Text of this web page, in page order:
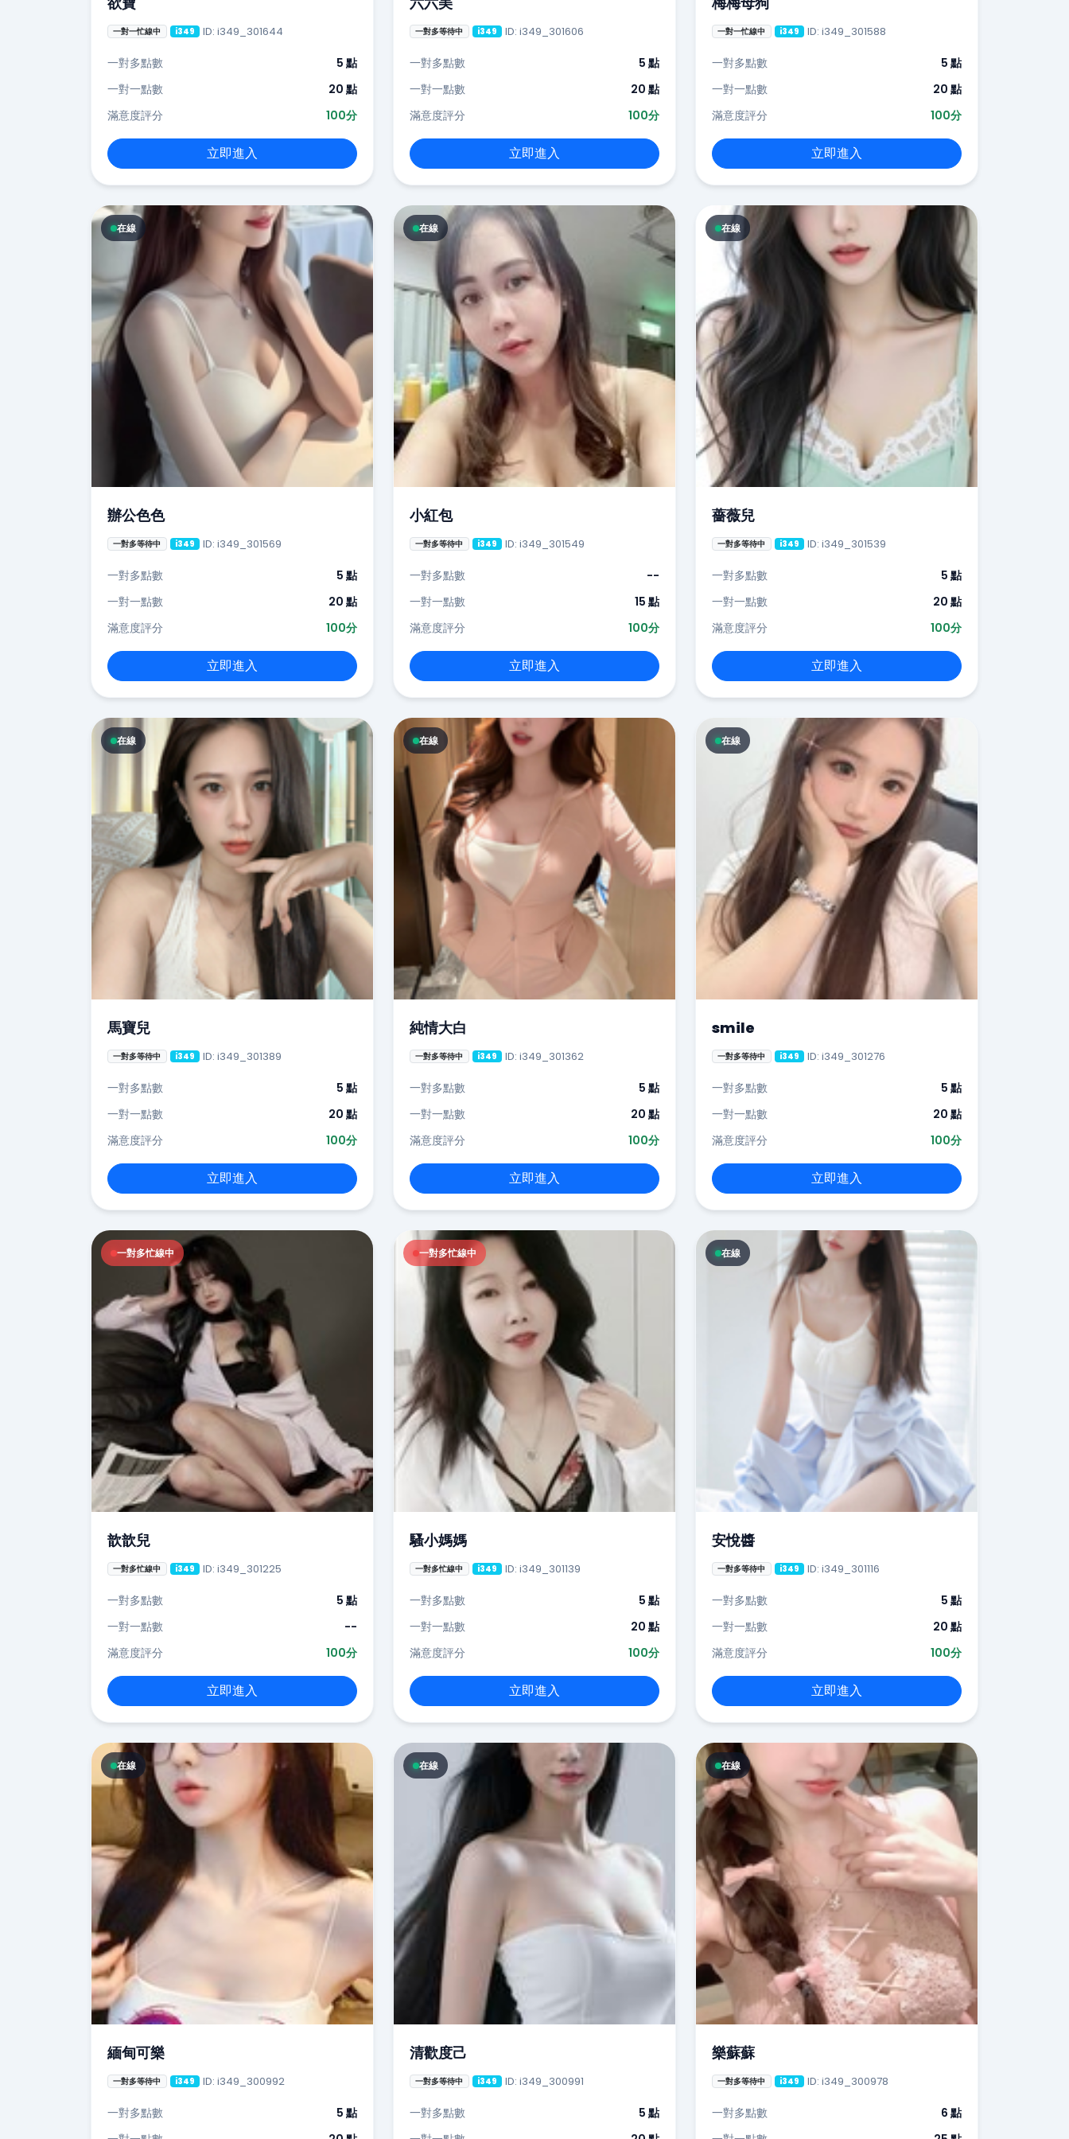
一對一忙線中 i349 ID: i349_301644
一對多點數
5 點
一對一點數
20 點
滿意度評分
100分
立即進入
一對多等待中 i349 ID: i349_301606
一對多點數
5 點
一對一點數
20 點
滿意度評分
100分
立即進入
一對一忙線中 i349 ID: i349_301588
一對多點數
5 點
一對一點數
20 點
滿意度評分
100分
立即進入
在線
辦公色色
一對多等待中 i349 ID: i349_301569
一對多點數
5 點
一對一點數
20 點
滿意度評分
100分
立即進入
在線
小紅包
一對多等待中 i349 ID: i349_301549
一對多點數
--
一對一點數
15 點
滿意度評分
100分
立即進入
在線
薔薇兒
一對多等待中 i349 ID: i349_301539
一對多點數
5 點
一對一點數
20 點
滿意度評分
100分
立即進入
在線
馬寶兒
一對多等待中 i349 ID: i349_301389
一對多點數
5 點
一對一點數
20 點
滿意度評分
100分
立即進入
在線
純情大白
一對多等待中 i349 ID: i349_301362
一對多點數
5 點
一對一點數
20 點
滿意度評分
100分
立即進入
在線
smile
一對多等待中 i349 ID: i349_301276
一對多點數
5 點
一對一點數
20 點
滿意度評分
100分
立即進入
一對多忙線中
歆歆兒
一對多忙線中 i349 ID: i349_301225
一對多點數
5 點
一對一點數
--
滿意度評分
100分
立即進入
一對多忙線中
騷小媽媽
一對多忙線中 i349 ID: i349_301139
一對多點數
5 點
一對一點數
20 點
滿意度評分
100分
立即進入
在線
安悅醬
一對多等待中 i349 ID: i349_301116
一對多點數
5 點
一對一點數
20 點
滿意度評分
100分
立即進入
在線
緬甸可樂
一對多等待中 i349 ID: i349_300992
一對多點數
5 點
在線
清歡度己
一對多等待中 i349 ID: i349_300991
一對多點數
5 點
在線
樂蘇蘇
一對多等待中 i349 ID: i349_300978
一對多點數
6 點